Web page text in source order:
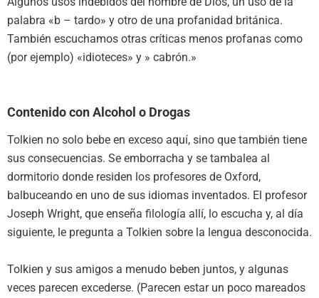
palabra «b – tardo» y otro de una profanidad británica.
También escuchamos otras críticas menos profanas como
(por ejemplo) «idioteces» y » cabrón.»
Contenido con Alcohol o Drogas
Tolkien no solo bebe en exceso aquí, sino que también tiene
sus consecuencias. Se emborracha y se tambalea al
dormitorio donde residen los profesores de Oxford,
balbuceando en uno de sus idiomas inventados. El profesor
Joseph Wright, que enseña filología allí, lo escucha y, al día
siguiente, le pregunta a Tolkien sobre la lengua desconocida.
Tolkien y sus amigos a menudo beben juntos, y algunas
veces parecen excederse. (Parecen estar un poco mareados